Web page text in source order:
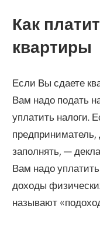
Как
квартиры
Если Вы сдаете
Вам надо подать
уплатить налоги.
заполнять, —
Вам надо
доходы
называют